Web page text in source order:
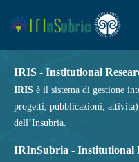
IRIS - Institutional
IRIS è il sistema di gestione
progetti, pubblicazioni,
dell’Insubria.
IRInSubria - Institutional